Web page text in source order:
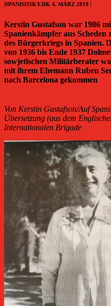
|SPANISHSKY.DK 4. MÄRZ 2019 |
Kerstin Gustafson war 1986
Spanienkämpfer aus Scheden
des Bürgerkriegs in Spanien.
von 1936 bis Ende 1937
sowjetischen Militärberater
mit ihrem Ehemann Ruben
nach Barcelona gekommen
Von Kerstin Gustafson/Auf
Übersetzung (aus dem
Internationalen Brigade